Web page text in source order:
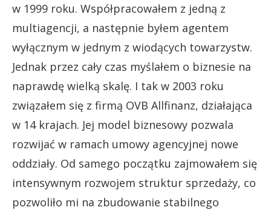
w 1999 roku. Współpracowałem z jedną z
multiagencji, a następnie byłem agentem
wyłącznym w jednym z wiodących towarzystw.
Jednak przez cały czas myślałem o biznesie na
naprawdę wielką skalę. I tak w 2003 roku
związałem się z firmą OVB Allfinanz, działająca
w 14 krajach. Jej model biznesowy pozwala
rozwijać w ramach umowy agencyjnej nowe
oddziały. Od samego początku zajmowałem się
intensywnym rozwojem struktur sprzedaży, co
pozwoliło mi na zbudowanie stabilnego